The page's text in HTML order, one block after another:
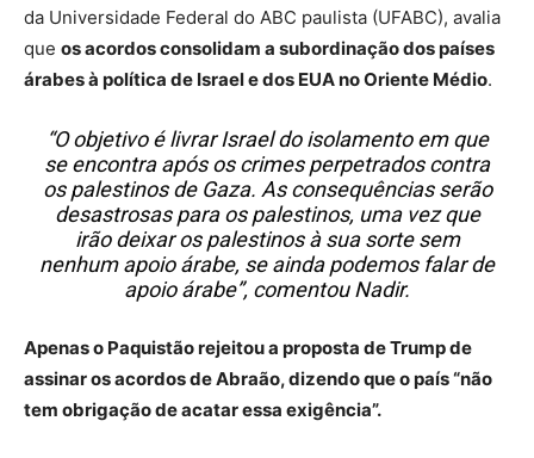
da Universidade Federal do ABC paulista (UFABC), avalia
que os acordos consolidam a subordinação dos países
árabes à política de Israel e dos EUA no Oriente Médio.
“O objetivo é livrar Israel do isolamento em que
se encontra após os crimes perpetrados contra
os palestinos de Gaza. As consequências serão
desastrosas para os palestinos, uma vez que
irão deixar os palestinos à sua sorte sem
nenhum apoio árabe, se ainda podemos falar de
apoio árabe”, comentou Nadir.
Apenas o Paquistão rejeitou a proposta de Trump de
assinar os acordos de Abraão, dizendo que o país “não
tem obrigação de acatar essa exigência”.